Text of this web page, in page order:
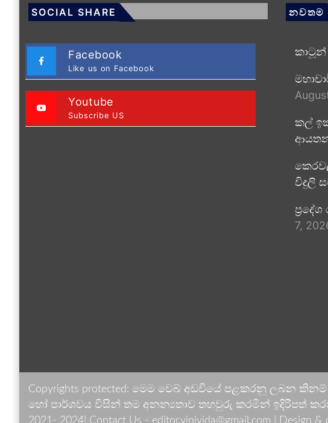
SOCIAL SHARE
Facebook
Like us on Facebook
Youtube
Subscribe US
නවතම
කාටූන්
කල්
විදුලි
7,
Copyrights protected: මෙම වෙබ් අඩවියේ පළකරනු ලබන
හෝ පාර්ශවය විසින් තම අනන්‍යතාව තහවුරු කරමින් ඉදිරිපත්
2021- 2024| Contact Us - editor.vinivida@gmail.com |
Design &